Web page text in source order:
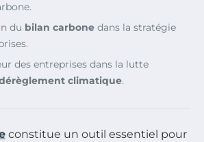
du bilan carbone dans la stratégie
des entreprises dans la lutte
climatique.
constitue un outil essentiel pour